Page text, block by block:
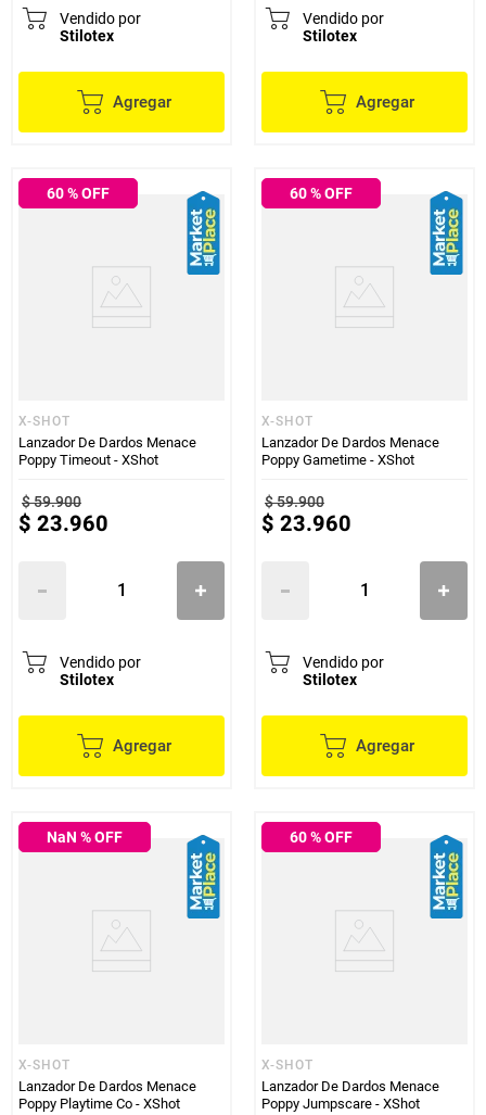
Vendido por
Stilotex
Agregar
Vendido por
Stilotex
Agregar
60% OFF
X-SHOT
Lanzador De Dardos Menace
Poppy Timeout - XShot
$59.900
$ 23.960
Vendido por
Stilotex
Agregar
60% OFF
X-SHOT
Lanzador De Dardos Menace
Poppy Gametime - XShot
$59.900
$ 23.960
Vendido por
Stilotex
Agregar
NaN % OFF
X-SHOT
Lanzador De Dardos Menace
Poppy Playtime Co - XShot
60% OFF
X-SHOT
Lanzador De Dardos Menace
Poppy Jumpscare - XShot